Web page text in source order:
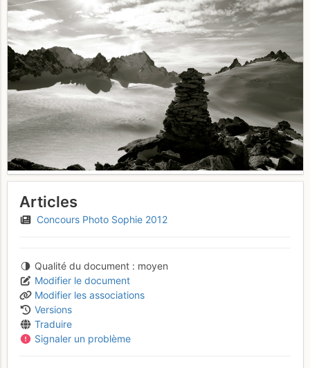
Articles
Concours Photo Sophie 2012
Qualité du document
moyen
Modifier le document
Modifier les associations
Versions
Traduire
Signaler un problème